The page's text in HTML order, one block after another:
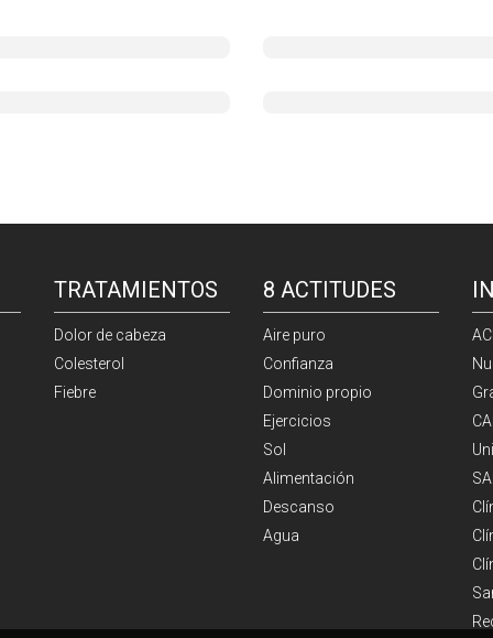
TRATAMIENTOS
Dolor de cabeza
Colesterol
Fiebre
8 ACTITUDES
Aire puro
Confianza
Dominio propio
Ejercicios
Sol
Alimentación
Descanso
Agua